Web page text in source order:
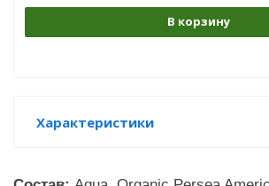
В корзину
Характеристики